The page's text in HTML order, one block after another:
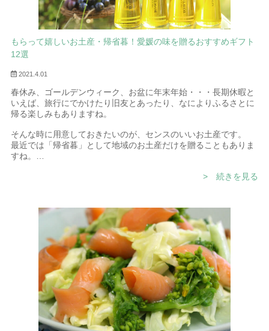
もらって嬉しいお土産・帰省暮！愛媛の味を贈るおすすめギフト
12選
2021.4.01
春休み、ゴールデンウィーク、お盆に年末年始・・・長期休暇と
いえば、旅行にでかけたり旧友とあったり、なによりふるさとに
帰る楽しみもありますね。
そんな時に用意しておきたいのが、センスのいいお土産です。
最近では「帰省暮」として地域のお土産だけを贈ることもありま
すね。
そこで今回は、大切な人に贈りたい「愛媛の味」、また食べたい
愛媛県といえば「道後温泉」「しまなみ海道」「」など人気スポ
お土産には「みかん」や「タオル」、銘菓もたくさんありますが
知る人ぞ知る愛媛ならではのドレッシングやオリーブオイルも欠
かせない存在なのです。
愛媛は伊予柑、レモン、柚子など「みかん」に代表される柑橘が
その他にも、落ち着いた風土でおいしい醤油ができたり、安心安
全な農産物がたくさん。
そんな愛媛県産の原料を使って生まれたドレッシングは、まさに
愛媛ならではの味と品質です。
> 続きを見る